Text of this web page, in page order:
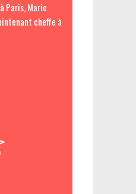
Paris, Marie
cheffe à